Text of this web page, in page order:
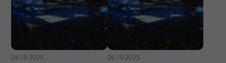
26.10.2025 26.10.2025